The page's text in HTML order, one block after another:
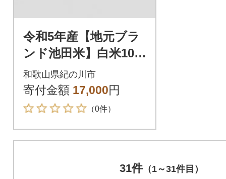
令和5年産【地元ブラ
ンド池田米】白米10k
g(5kg×2袋入)紀の川市
産ひのひかり
和歌山県紀の川市
寄付金額 17,000円
（0件）
31件（1～31件目）